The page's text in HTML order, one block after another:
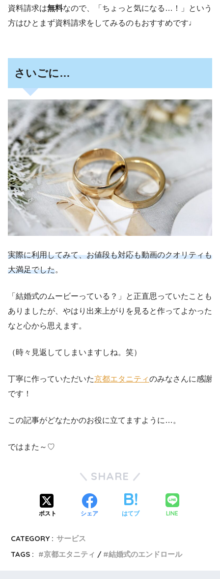
資料請求は無料なので、「ちょっと気になる…！」という
方はひとまず資料請求をしてみるのもおすすめです♩
さいごに…
実際に利用してみて、お値段も対応も動画のクオリティも
大満足でした。
「結婚式のムービーっている？」と正直思っていたことも
ありましたが、やはり出来上がりを見ると作ってよかった
なと心から思えます。
（時々見返してしまいますしね。笑）
丁寧に作っていただいた京都エタニティのみなさんに感謝
です！
この記事がどなたかのお役に立てますように…。
ではまた～♡
SHARE
ポスト シェア はてブ LINE
CATEGORY : サービス
TAGS :
京都エタニティ 結婚式のエンドロール